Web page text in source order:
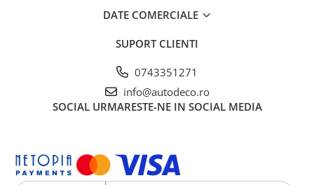
TRICOURI CU MESAJE
CASATORITI
TRICOURI DAMA
DATE COMERCIALE
SUPORT CLIENTI
0743351271
info@autodeco.ro
SOCIAL URMARESTE-NE IN SOCIAL MEDIA